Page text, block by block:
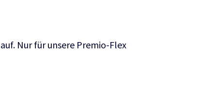
Nur für unsere Premio-Flex